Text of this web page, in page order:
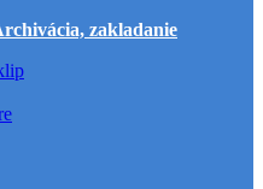
zakladanie